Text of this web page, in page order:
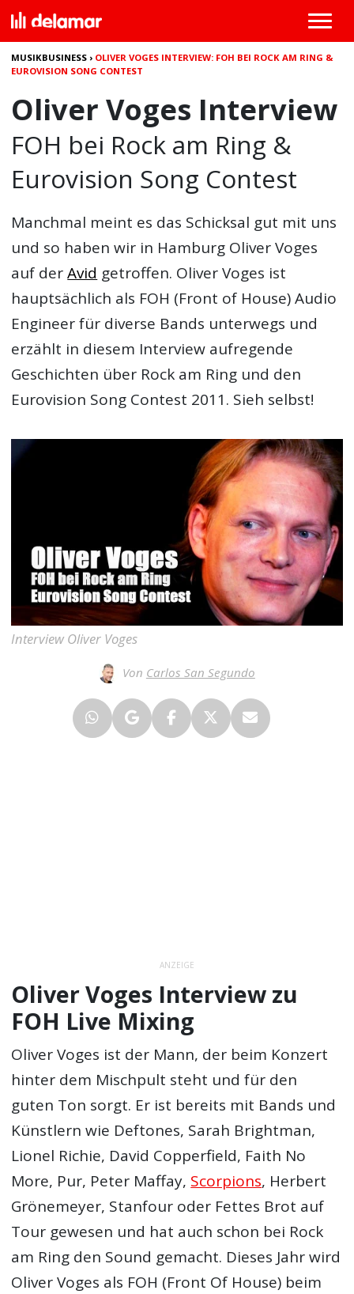
MUSIKBUSINESS › OLIVER VOGES INTERVIEW: FOH BEI ROCK AM RING &
EUROVISION SONG CONTEST
Oliver Voges Interview
FOH bei Rock am Ring &
Eurovision Song Contest
Manchmal meint es das Schicksal gut mit uns
und so haben wir in Hamburg Oliver Voges
auf derAvid getroffen. Oliver Voges ist
hauptsächlich als FOH (Front of House) Audio
Engineer für diverse Bands unterwegs und
erzählt in diesem Interview aufregende
Geschichten über Rock am Ring und den
Eurovision Song Contest 2011. Sieh selbst!
Interview Oliver Voges
Von Carlos San Segundo
ANZEIGE
Oliver Voges Interview zu
FOH Live Mixing
Oliver Voges ist der Mann, der beim Konzert
hinter dem Mischpult steht und für den
guten Ton sorgt. Er ist bereits mit Bands und
Künstlern wie Deftones, Sarah Brightman,
Lionel Richie, David Copperfield, Faith No
More, Pur, Peter Maffay, Scorpions, Herbert
Grönemeyer, Stanfour oder Fettes Brot auf
Tour gewesen und hat auch schon bei Rock
am Ring den Sound gemacht. Dieses Jahr wird
Oliver Voges als FOH (Front Of House) beim